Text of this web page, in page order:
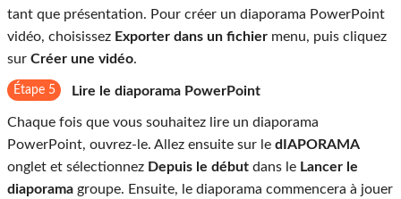
tant que présentation. Pour créer un diaporama PowerPoint
vidéo, choisissez Exporter dans un fichier menu, puis cliquez
sur Créer une vidéo.
Étape 5 Lire le diaporama PowerPoint
Chaque fois que vous souhaitez lire un diaporama
PowerPoint, ouvrez-le. Allez ensuite sur le dIAPORAMA
onglet et sélectionnez Depuis le début dans le Lancer le
diaporama groupe. Ensuite, le diaporama commencera à jouer